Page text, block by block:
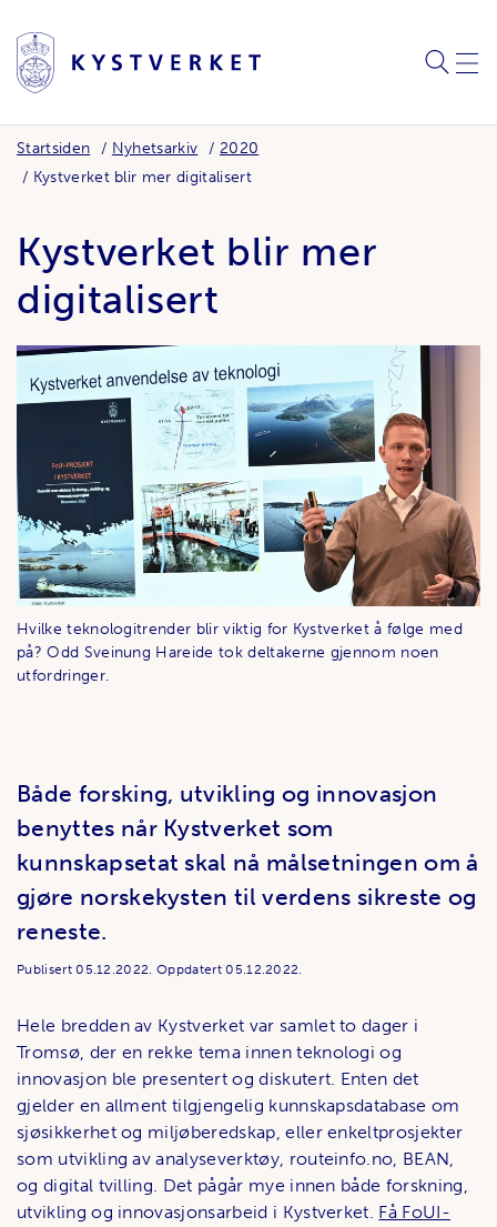
SØK
Startsiden Nyhetsarkiv
2020
Kystverket blir mer digitalisert
Kystverket blir mer
digitalisert
Hvilke teknologitrender blir viktig for Kystverket å følge med
på? Odd Sveinung Hareide tok deltakerne gjennom noen
utfordringer.
Både forsking, utvikling og innovasjon
benyttes når Kystverket som
kunnskapsetat skal nå målsetningen om å
gjøre norskekysten til verdens sikreste og
reneste.
Publisert05.12.2022.Oppdatert05.12.2022.
Hele bredden av Kystverket var samlet to dager i
Tromsø, der en rekke tema innen teknologi og
innovasjon ble presentert og diskutert. Enten det
gjelder en allment tilgjengelig kunnskapsdatabase om
sjøsikkerhet og miljøberedskap, eller enkeltprosjekter
som utvikling av analyseverktøy, routeinfo.no, BEAN,
og digital tvilling. Det pågår mye innen både forskning,
utvikling og innovasjonsarbeid i Kystverket. Få FoUI-